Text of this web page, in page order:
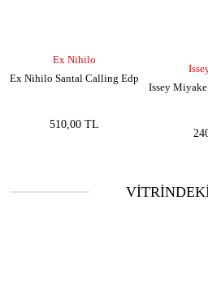
Ex Nihilo
Ex Nihilo Santal Calling Edp
510,00 TL
Issey